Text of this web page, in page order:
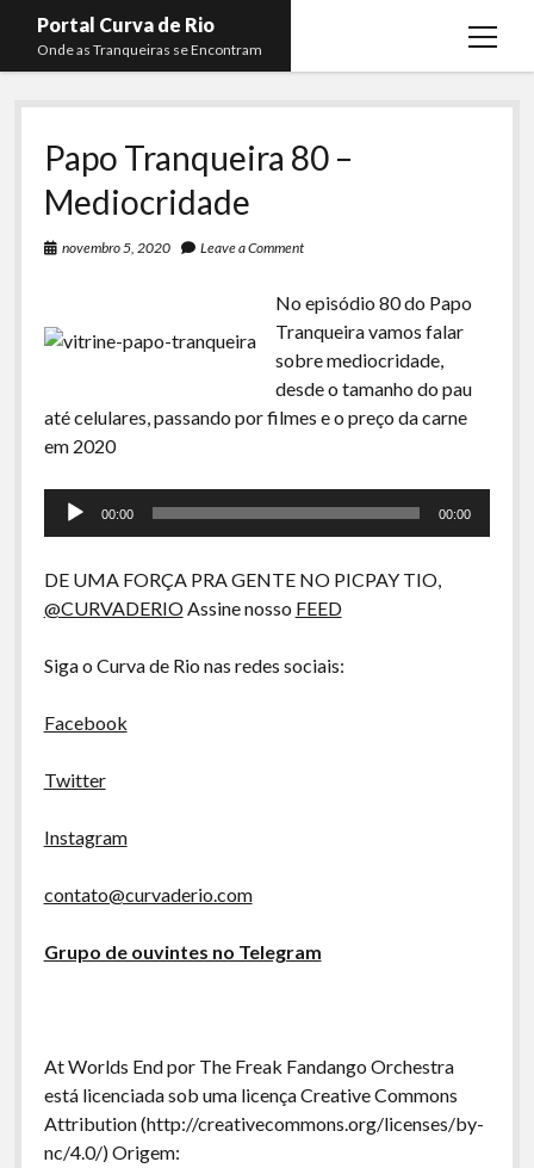
Portal Curva de Rio
Onde as Tranqueiras se Encontram
open
Podcasts open
Curva de Rio
Curva Belas Artes
Curva Classics
La Siesta Podcast
Rachão na Beira do RIo
Arquivo CDR
Papo Tranqueira
A Ripa É a Lei
Especiais
Membros
open
Almir Ribeiro
Felype Silva
Kaique Xavier
Rafael Almeida
twitterfacebookinstagram
youtube
rss
Papo Tranqueira 80 –
Mediocridade
novembro 5, 2020 Leave a Comment
No episódio 80 do Papo
Tranqueira vamos falar
sobre mediocridade,
desde o tamanho do pau
até celulares, passando por filmes e o preço da carne
em 2020
Tocador
00:00 00:00
DE UMA FORÇA PRA GENTE NO PICPAY TIO,
@CURVADERIOAssine nosso FEED
Siga o Curva de Rio nas redes sociais:
Facebook
Twitter
Instagram
contato@curvaderio.com
Grupo de ouvintes no Telegram
At Worlds End por The Freak Fandango Orchestra
está licenciada sob uma licença Creative Commons
Attribution (http://creativecommons.org/licenses/by-
nc/4.0/) Origem: